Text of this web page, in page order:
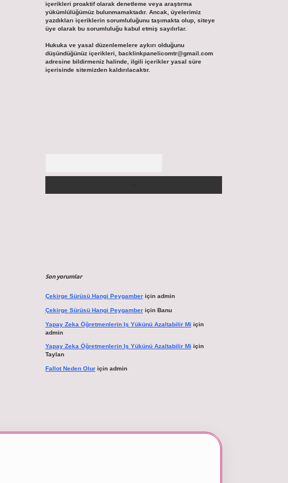
içerikleri proaktif olarak denetleme veya araştırma
yükümlülüğümüz bulunmamaktadır. Ancak, üyelerimiz
yazdıkları içeriklerin sorumluluğunu taşımakta olup, siteye
üye olarak bu sorumluluğu kabul etmiş sayılırlar.
Hukuka ve yasal düzenlemelere aykırı olduğunu
düşündüğünüz içerikleri, backlinkpanelicomtr@gmail.com
adresine bildirmeniz halinde, ilgili içerikler yasal süre
içerisinde sitemizden kaldırılacaktır.
Son yorumlar
Çekirge Sürüsü Hangi Peygamberiçin admin
Çekirge Sürüsü Hangi Peygamberiçin Banu
Yapay Zeka Öğretmenlerin Iş Yükünü Azaltabilir Mi için
admin
Yapay Zeka Öğretmenlerin Iş Yükünü Azaltabilir Mi için
Taylan
Fallot Neden Oluriçin admin